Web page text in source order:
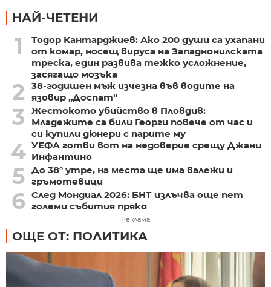
НАЙ-ЧЕТЕНИ
1
Тодор Кантарджиев: Ако 200 души са ухапани
от комар, носещ вируса на Западнонилската
треска, един развива тежко усложнение,
засягащо мозъка
2
38-годишен мъж изчезна във водите на
язовир „Доспат“
3
Жестокото убийство в Пловдив:
Младежите са били Георги повече от час и
си купили дюнери с парите му
4 УЕФА готви вот на недоверие срещу Джани
Инфантино
5 До 38° утре, на места ще има валежи и
гръмотевици
6 След Мондиал 2026: БНТ излъчва още пет
големи събития пряко
Реклама
ОЩЕ ОТ: ПОЛИТИКА